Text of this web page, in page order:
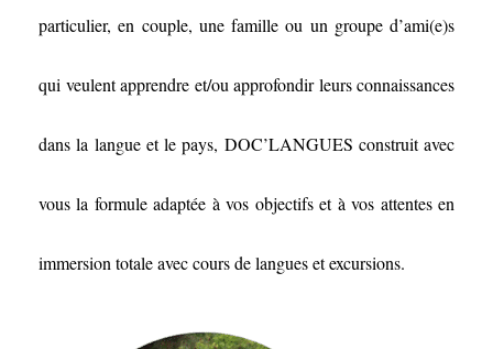
particulier, en couple, une famille ou un groupe d’ami(e)s
qui veulent apprendre et/ou approfondir leurs connaissances
dans la langue et le pays, DOC’LANGUES construit avec
vous la formule adaptée à vos objectifs et à vos attentes en
immersion totale avec cours de langues et excursions.